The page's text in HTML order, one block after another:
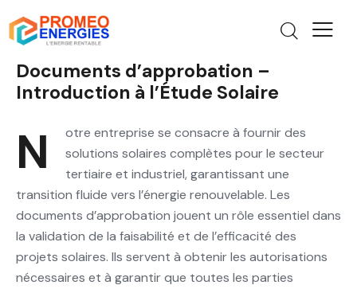
Documents d’approbation –
Introduction à l’Étude Solaire
Notre entreprise se consacre à fournir des
solutions solaires complètes pour le secteur
tertiaire et industriel, garantissant une
transition fluide vers l’énergie renouvelable. Les
documents d’approbation jouent un rôle essentiel dans
la validation de la faisabilité et de l’efficacité des
projets solaires. Ils servent à obtenir les autorisations
nécessaires et à garantir que toutes les parties